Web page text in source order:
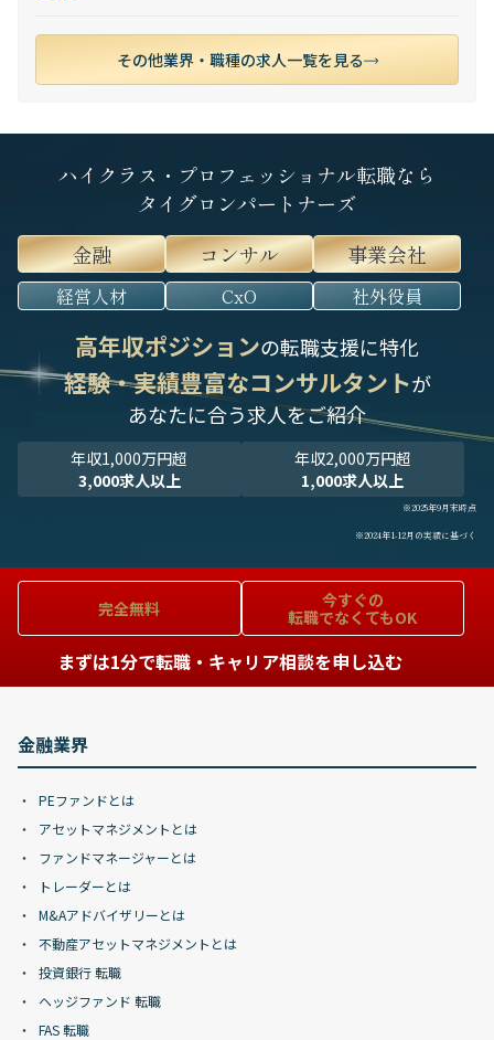
その他業界・職種の求人一覧を見る
ハイクラス・プロフェッショナル転職なら
タイグロンパートナーズ
金融
コンサル 事業会社
経営人材 CxO 社外役員
高年収ポジションの転職支援に特化
経験・実績豊富なコンサルタントが
あなたに合う求人をご紹介
年収1,000万円超
3,000求人以上
年収2,000万円超
1,000求人以上
※2025年9月末時点
※2024年1-12月の実績に基づく
完全無料
今すぐの
転職でなくてもOK
まずは1分で転職・キャリア相談を申し込む
金融業界
PEファンドとは
アセットマネジメントとは
ファンドマネージャーとは
トレーダーとは
M&Aアドバイザリーとは
不動産アセットマネジメントとは
投資銀行 転職
ヘッジファンド 転職
FAS 転職